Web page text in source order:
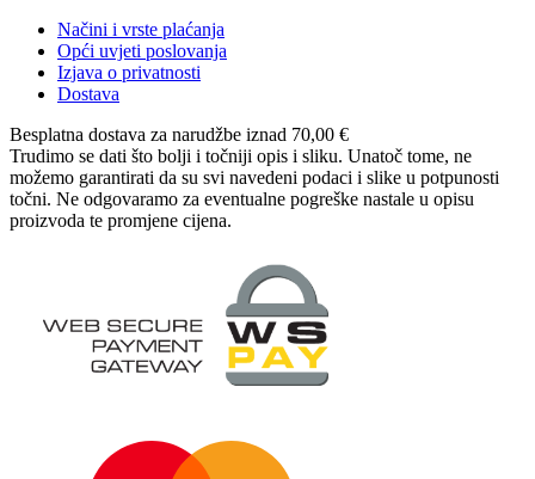
Načini i vrste plaćanja
Opći uvjeti poslovanja
Izjava o privatnosti
Dostava
Besplatna dostava za narudžbe iznad 70,00 €
Trudimo se dati što bolji i točniji opis i sliku. Unatoč tome, ne
možemo garantirati da su svi navedeni podaci i slike u potpunosti
točni. Ne odgovaramo za eventualne pogreške nastale u opisu
proizvoda te promjene cijena.